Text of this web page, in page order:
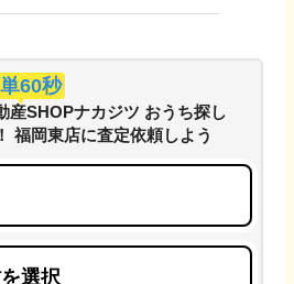
60秒
産SHOPナカジツ おうち探し
福岡東店に査定依頼しよう